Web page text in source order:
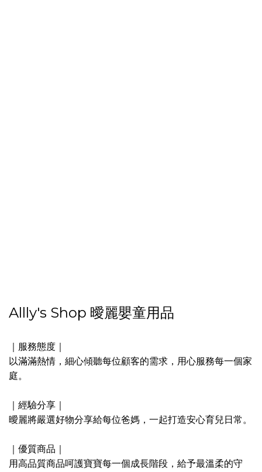
Allly's Shop 曖麗嬰童用品
｜服務態度｜
以滿滿熱情，細心傾聽每位顧客的需求，用心服務每一個家
庭。
｜經驗分享｜
曖麗將嚴選好物分享給每位爸媽，一起打造安心育兒日常。
｜優質商品｜
用高品質商品呵護寶寶每一個成長階段，給予最溫柔的守